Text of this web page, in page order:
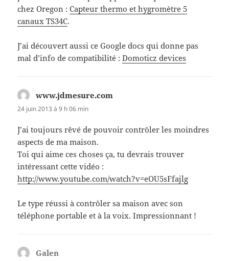
chez Oregon :Capteur thermo et hygromètre 5
canaux TS34C.
J’ai découvert aussi ce Google docs qui donne pas
mal d’info de compatibilité :Domoticz devices
www.jdmesure.com
24 juin 2013 à 9 h 06 min
J’ai toujours rêvé de pouvoir contrôler les moindres
aspects de ma maison.
Toi qui aime ces choses ça, tu devrais trouver
intéressant cette vidéo :
http://www.youtube.com/watch?v=eOU5sFfajlg
Le type réussi à contrôler sa maison avec son
téléphone portable et à la voix. Impressionnant !
Galen